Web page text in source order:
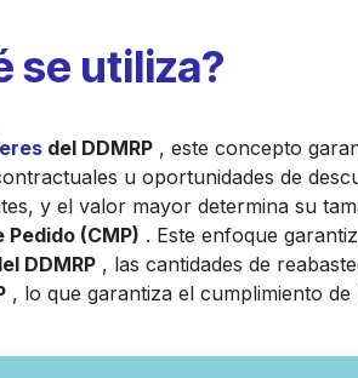
se utiliza?
del DDMRP , este concepto
u oportunidades de
y el valor mayor determina su
(CMP) . Este enfoque
DDMRP , las cantidades de
, lo que garantiza el cumplimiento de